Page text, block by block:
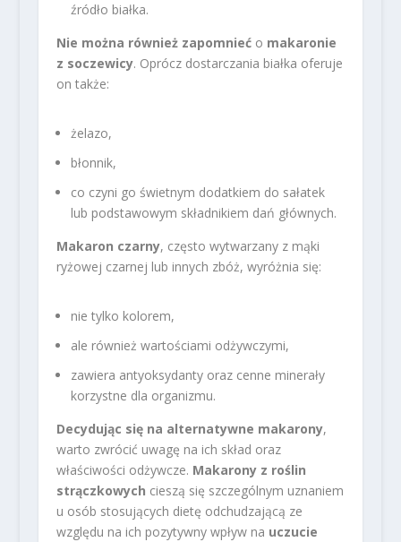
źródło białka.
Nie można również zapomniećo makaronie
z soczewicy. Oprócz dostarczania białka oferuje
on także:
żelazo,
błonnik,
co czyni go świetnym dodatkiem do sałatek
lub podstawowym składnikiem dań głównych.
Makaron czarny, często wytwarzany z mąki
ryżowej czarnej lub innych zbóż, wyróżnia się:
nie tylko kolorem,
ale również wartościami odżywczymi,
zawiera antyoksydanty oraz cenne minerały
korzystne dla organizmu.
Decydując się na alternatywne makarony,
warto zwrócić uwagę na ich skład oraz
właściwości odżywcze. Makarony z roślin
strączkowych cieszą się szczególnym uznaniem
u osób stosujących dietę odchudzającą ze
względu na ich pozytywny wpływ na uczucie